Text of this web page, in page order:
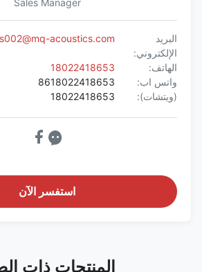
Sales Manager
الإلكتروني:
sales002@mq-acoustics.com
الهاتف:
18022418653
واتس اب:
8618022418653
(ويتشات):
18022418653
استفسر الآن
المنتجات ذات الصلة